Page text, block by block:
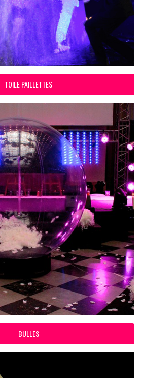
TOILE PAILLETTES
BULLES